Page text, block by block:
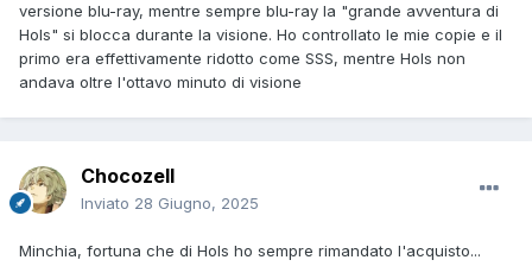
versione blu-ray, mentre sempre blu-ray la "grande avventura di
Hols" si blocca durante la visione. Ho controllato le mie copie e il
primo era effettivamente ridotto come SSS, mentre Hols non
andava oltre l'ottavo minuto di visione
Chocozell
Inviato 28 Giugno, 2025
Minchia, fortuna che di Hols ho sempre rimandato l'acquisto...